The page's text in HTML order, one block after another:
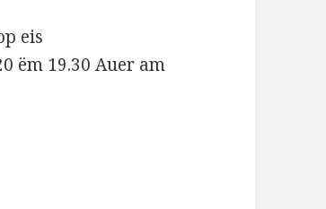
eis
ëm 19.30 Auer am